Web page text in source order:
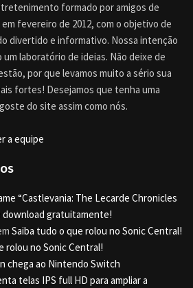
formado por amigos de
fevereiro de 2012, com o objetivo de
divertido e informativo. Nossa intenção
laboratório de ideias. Não deixe de
por que levamos muito a sério sua
fortes! Desejamos que tenha uma
do site assim como nós.
a equipe
“Castlevania: The Lecarde Chronicles
download gratuitamente!
Saiba tudo o que rolou no Sonic Central!
rolou no Sonic Central!
chega ao Nintendo Switch
telas IPS full HD para ampliar a